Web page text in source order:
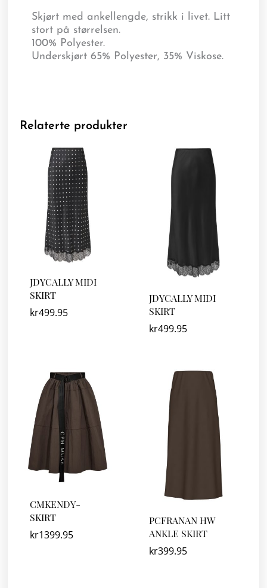
Skjørt med ankellengde, strikk i livet. Litt
stort på størrelsen.
100% Polyester.
Underskjørt 65% Polyester, 35% Viskose.
Relaterte produkter
JDYCALLY MIDI
SKIRT
kr499.95
JDYCALLY MIDI
SKIRT
kr499.95
CMKENDY-
SKIRT
kr1399.95
PCFRANAN HW
ANKLE SKIRT
kr399.95